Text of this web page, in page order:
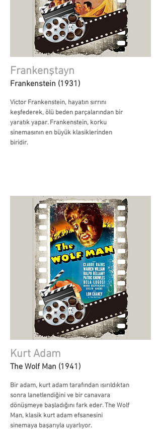
Frankenştayn
Frankenstein (1931)
Victor Frankenstein, hayatın sırrını
keşfederek, ölü beden parçalarından bir
yaratık yapar. Frankenstein, korku
sinemasının en büyük klasiklerinden
biridir.
Kurt Adam
The Wolf Man (1941)
Bir adam, kurt adam tarafından ısırıldıktan
sonra lanetlendiğini ve bir canavara
dönüşmeye başladığını fark eder. The Wolf
Man, klasik kurt adam efsanesini
sinemaya başarıyla uyarlıyor.